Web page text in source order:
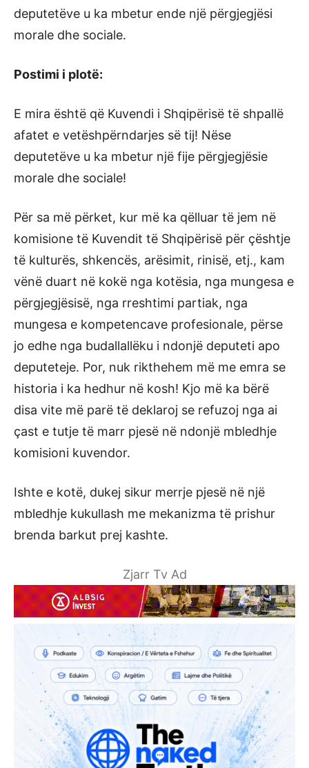
deputetëve u ka mbetur ende një përgjegjësi
morale dhe sociale.
Postimi i plotë:
E mira është që Kuvendi i Shqipërisë të shpallë
afatet e vetëshpërndarjes së tij! Nëse
deputetëve u ka mbetur një fije përgjegjësie
morale dhe sociale!
Për sa më përket, kur më ka qëlluar të jem në
komisione të Kuvendit të Shqipërisë për çështje
të kulturës, shkencës, arësimit, rinisë, etj., kam
vënë duart në kokë nga kotësia, nga mungesa e
përgjegjësisë, nga rreshtimi partiak, nga
mungesa e kompetencave profesionale, përse
jo edhe nga budallallëku i ndonjë deputeti apo
deputeteje. Por, nuk rikthehem më me emra se
historia i ka hedhur në kosh! Kjo më ka bërë
disa vite më parë të deklaroj se refuzoj nga ai
çast e tutje të marr pjesë në ndonjë mbledhje
komisioni kuvendor.
Ishte e kotë, dukej sikur merrje pjesë në një
mbledhje kukullash me mekanizma të prishur
brenda barkut prej kashte.
Zjarr Tv Ad